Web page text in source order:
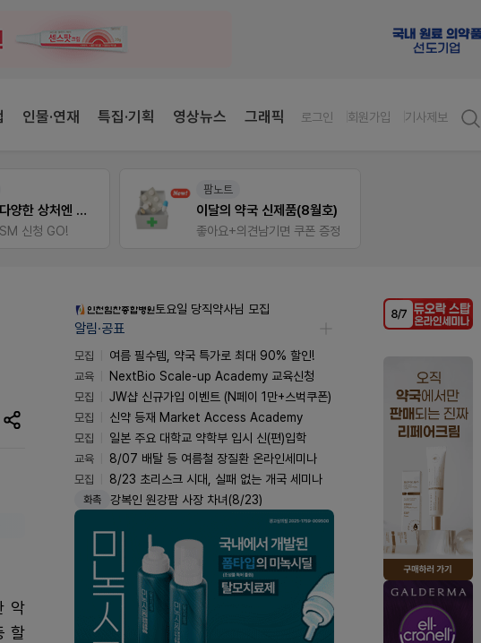
인물·연재 특집·기획 영상뉴스 그래픽 로그인 회원가입 기사제보
약국 신제품(8월호)
의견남기면 쿠폰 증정
온라인세미나
악
할
토요일 당직약사님 모집
알림·공표
모집
여름 필수템, 약국 특가로 최대 90% 할인!
교육
NextBio Scale-up Academy 교육신청
모집
JW샵 신규가입 이벤트 (N페이 1만+스벅쿠폰)
모집
신약 등재 Market Access Academy
모집
일본 주요 대학교 약학부 입시 신(편)입학
교육
8/07 배탈 등 여름철 장질환 온라인세미나
모집
8/23 초리스크 시대, 실패 없는 개국 세미나
화촉 강복인 원강팜 사장 차녀(8/23)